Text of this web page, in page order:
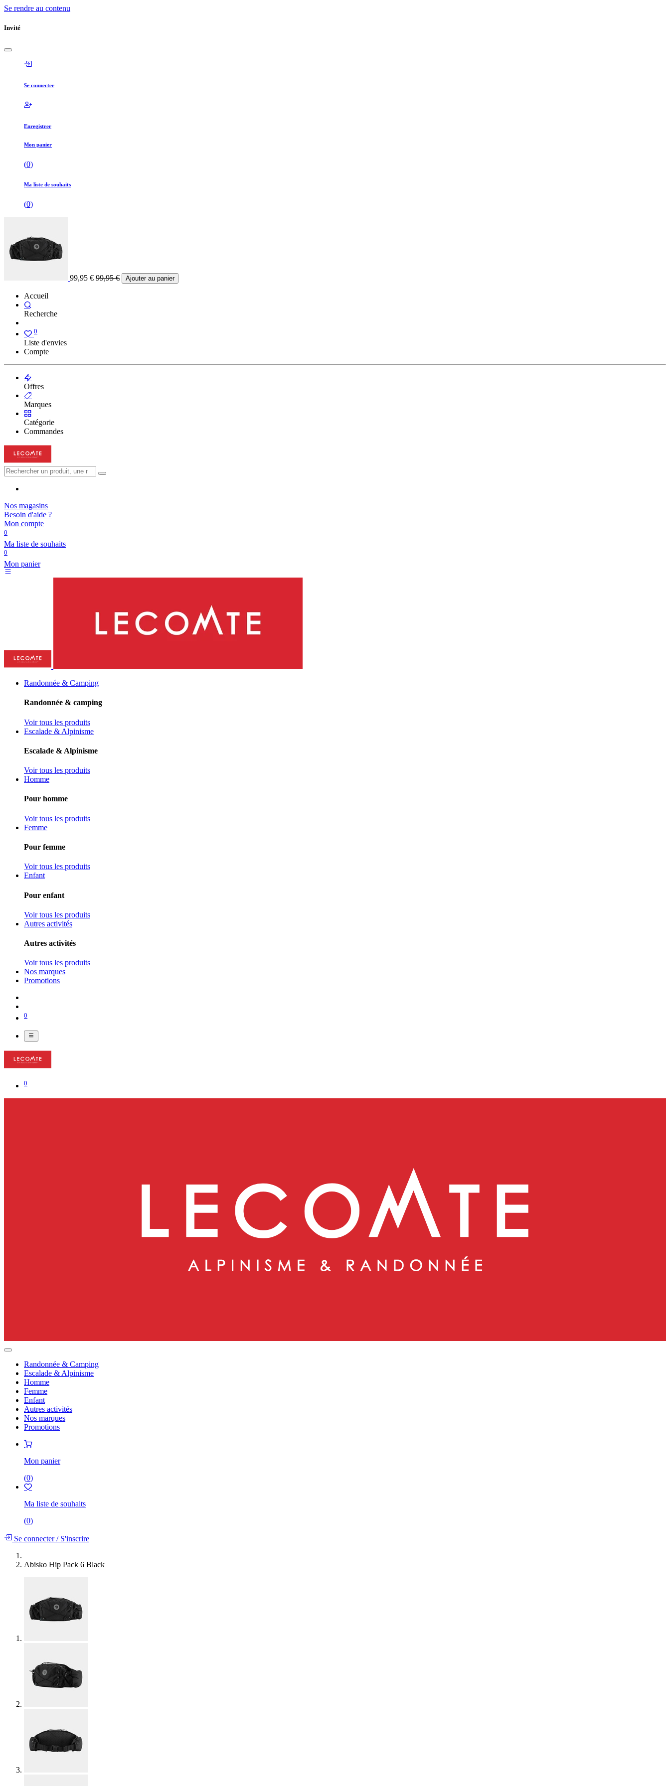
Se rendre au contenu
Invité
Se connecter
Enregistrer
Mon panier
(0)
Ma liste de souhaits
(0)
99,95 € 99,95€ Ajouter au panier
Accueil
Recherche
0
Liste d'envies
Compte
Offres
Marques
Catégorie
Commandes
Nos magasins
Besoin d'aide ?
Mon compte
0
Ma liste de souhaits
0
Mon panier
Randonnée & Camping
Randonnée & camping
Voir tous les produits
Escalade & Alpinisme
Escalade & Alpinisme
Voir tous les produits
Homme
Pour homme
Voir tous les produits
Femme
Pour femme
Voir tous les produits
Enfant
Pour enfant
Voir tous les produits
Autres activités
Autres activités
Voir tous les produits
Nos marques
Promotions
0
0
Randonnée & Camping
Escalade & Alpinisme
Homme
Femme
Enfant
Autres activités
Nos marques
Promotions
Mon panier
(0)
Ma liste de souhaits
(0)
Se connecter/S'inscrire
Abisko Hip Pack 6 Black